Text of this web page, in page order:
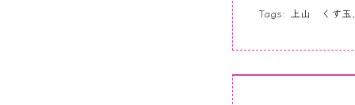
Tags: 上山 くす玉